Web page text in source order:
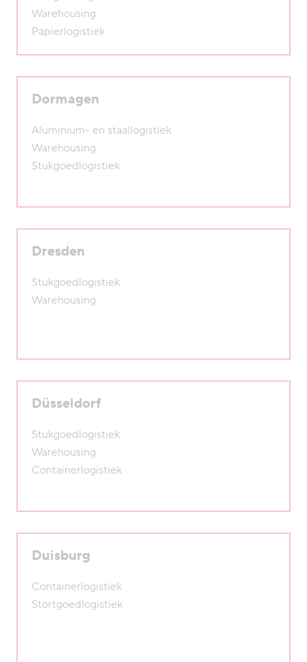
Warehousing
Papierlogistiek
Dormagen
Aluminium- en staallogistiek
Warehousing
Stukgoedlogistiek
Dresden
Stukgoedlogistiek
Warehousing
Düsseldorf
Stukgoedlogistiek
Warehousing
Containerlogistiek
Duisburg
Containerlogistiek
Stortgoedlogistiek